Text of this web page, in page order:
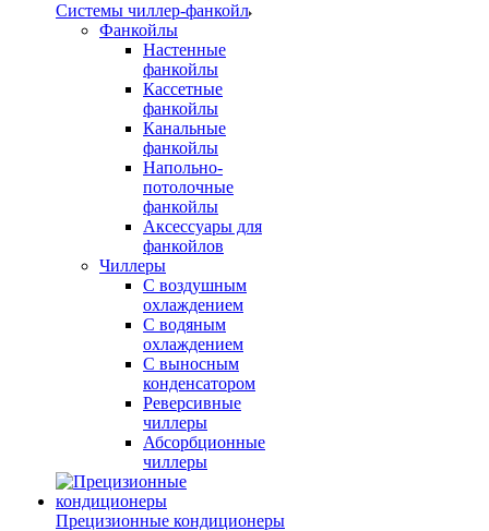
Системы чиллер-фанкойл
Фанкойлы
Настенные
фанкойлы
Кассетные
фанкойлы
Канальные
фанкойлы
Напольно-
потолочные
фанкойлы
Аксессуары для
фанкойлов
Чиллеры
С воздушным
охлаждением
С водяным
охлаждением
С выносным
конденсатором
Реверсивные
чиллеры
Абсорбционные
чиллеры
Прецизионные кондиционеры